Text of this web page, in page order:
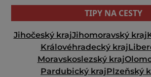
TIPY NA CESTY
Jihočeský krajJihomoravský kraj
Královéhradecký kraj
Moravskoslezský kraj
Pardubický krajPlzeňský